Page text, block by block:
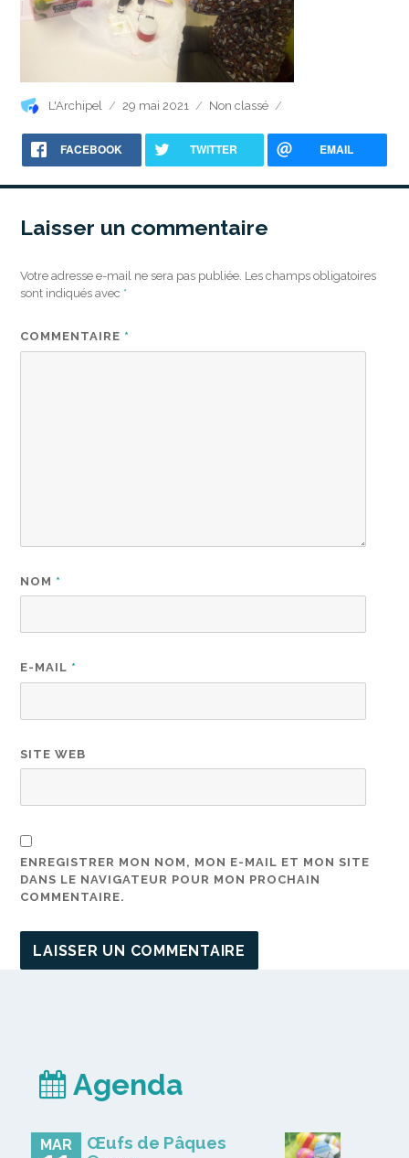
Auteur
L'Archipel
Publié
29 mai 2021 Catégories
Non classé
FACEBOOK TWITTER EMAIL
Laisser un commentaire
Votre adresse e-mail ne sera pas publiée. Les champs obligatoires
sont indiqués avec *
COMMENTAIRE *
NOM *
E-MAIL *
SITE WEB
ENREGISTRER MON NOM, MON E-MAIL ET MON SITE
DANS LE NAVIGATEUR POUR MON PROCHAIN
COMMENTAIRE.
Agenda
MAR Œufs de Pâques